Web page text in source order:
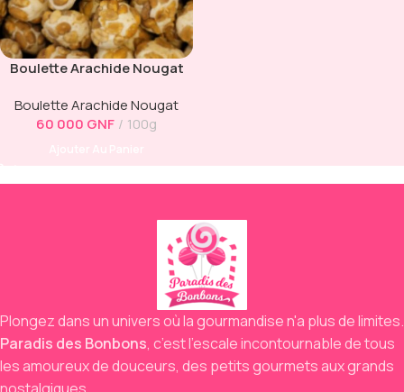
Boulette Arachide Nougat
Boulette Arachide Nougat
60 000 GNF 100g
Plongez dans un univers où la gourmandise n'a plus de limites.
Paradis des Bonbons, c’est l’escale incontournable de tous
les amoureux de douceurs, des petits gourmets aux grands